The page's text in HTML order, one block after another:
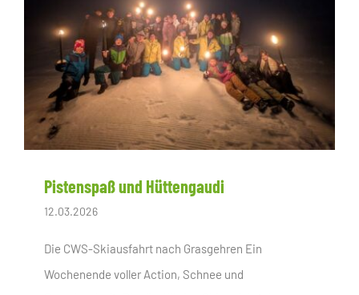
Pistenspaß und Hüttengaudi
12.03.2026
Die CWS-Skiausfahrt nach Grasgehren Ein
Wochenende voller Action, Schnee und